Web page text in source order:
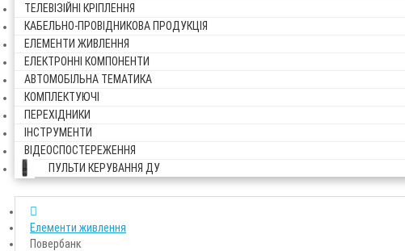
ТЕЛЕВІЗІЙНІ КРІПЛЕННЯ
КАБЕЛЬНО-ПРОВІДНИКОВА ПРОДУКЦІЯ
ЕЛЕМЕНТИ ЖИВЛЕННЯ
ЕЛЕКТРОННІ КОМПОНЕНТИ
АВТОМОБІЛЬНА ТЕМАТИКА
КОМПЛЕКТУЮЧІ
ПЕРЕХІДНИКИ
ІНСТРУМЕНТИ
ВІДЕОСПОСТЕРЕЖЕННЯ
ПУЛЬТИ КЕРУВАННЯ ДУ
Елементи живлення
Повербанк